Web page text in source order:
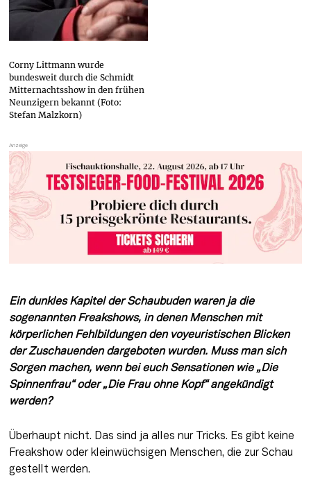
Corny Littmann wurde
bundesweit durch die Schmidt
Mitternachtsshow in den frühen
Neunzigern bekannt (Foto:
Stefan Malzkorn)
Ein dunkles Kapitel der Schaubuden waren ja die
sogenannten Freakshows, in denen Menschen mit
körperlichen Fehlbildungen den voyeuristischen Blicken
der Zuschauenden dargeboten wurden. Muss man sich
Sorgen machen, wenn bei euch Sensationen wie „Die
Spinnenfrau“ oder „Die Frau ohne Kopf“ angekündigt
werden?
Überhaupt nicht. Das sind ja alles nur Tricks. Es gibt keine
Freakshow oder kleinwüchsigen Menschen, die zur Schau
gestellt werden.